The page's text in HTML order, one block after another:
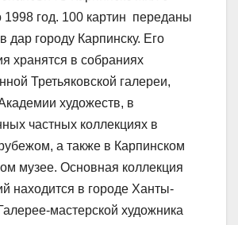
1998 год. 100 картин переданы
дар городу Карпинску. Его
хранятся в собраниях
Третьяковской галереи,
художеств, в
частных коллекциях в
а также в Карпинском
музее. Основная коллекция
находится в городе Ханты-
мастерской художника